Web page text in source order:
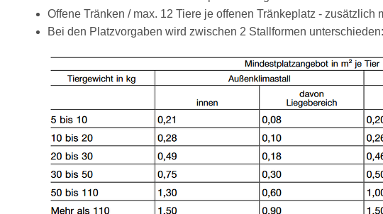
Offene Tränken / max. 12 Tiere je offenen Tränkeplatz - zusätzlich
Bei den Platzvorgaben wird zwischen 2 Stallformen